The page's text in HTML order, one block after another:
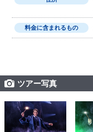
料金に含まれるもの
ツアー写真